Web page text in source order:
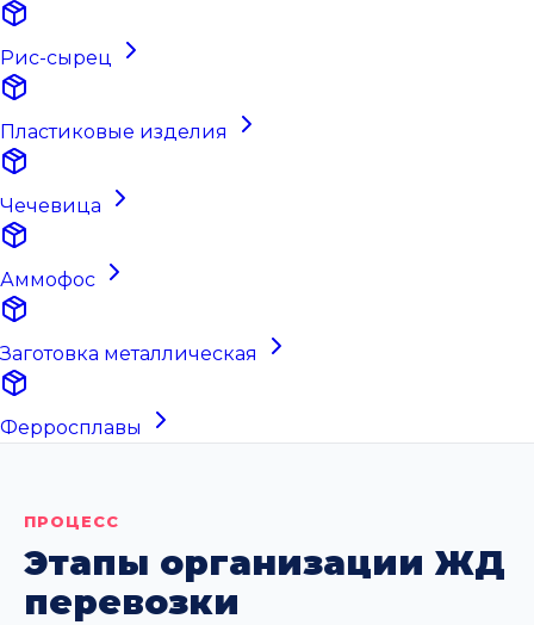
Рис-сырец
Пластиковые изделия
Чечевица
Аммофос
Заготовка металлическая
Ферросплавы
ПРОЦЕСС
Этапы организации ЖД
перевозки